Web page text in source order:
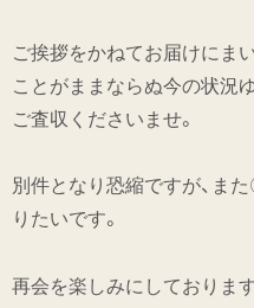
ご挨拶をかねてお届けにま
ことがままならぬ今の状況
ご査収くださいませ。
別件となり恐縮ですが、ま
りたいです。
再会を楽しみにしております